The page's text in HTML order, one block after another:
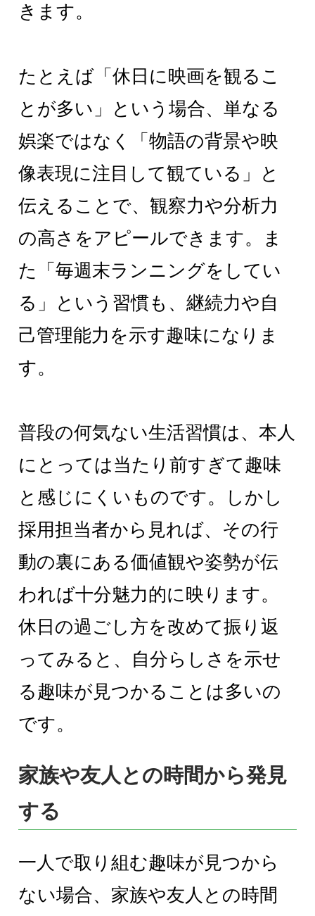
きます。
たとえば「休日に映画を観るこ
とが多い」という場合、単なる
娯楽ではなく「物語の背景や映
像表現に注目して観ている」と
伝えることで、観察力や分析力
の高さをアピールできます。ま
た「毎週末ランニングをしてい
る」という習慣も、継続力や自
己管理能力を示す趣味になりま
す。
普段の何気ない生活習慣は、本人
にとっては当たり前すぎて趣味
と感じにくいものです。しかし
採用担当者から見れば、その行
動の裏にある価値観や姿勢が伝
われば十分魅力的に映ります。
休日の過ごし方を改めて振り返
ってみると、自分らしさを示せ
る趣味が見つかることは多いの
です。
家族や友人との時間から発見
する
一人で取り組む趣味が見つから
ない場合、家族や友人との時間